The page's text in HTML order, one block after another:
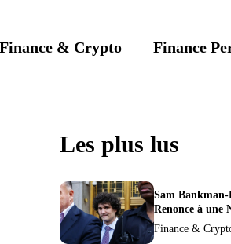
Finance & Crypto Finance
Les plus lus
Sam
Renonce à une
Demande de
Intensifiant la
Finance &